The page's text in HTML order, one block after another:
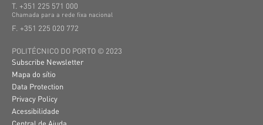
T. +351 225 571 000
Chamada para a rede fixa nacional
F. +351 225 020 772
POLITÉCNICO DO PORTO © 2023
Subscribe Newsletter
Mapa do sítio
Data Protection
Privacy Policy
Acessibilidade
Central de Ajuda